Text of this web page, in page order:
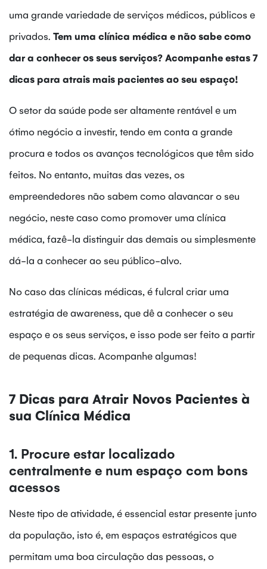
uma grande variedade de serviços médicos, públicos e
privados. Tem uma clínica médica e não sabe como
dar a conhecer os seus serviços? Acompanhe estas 7
dicas para atrais mais pacientes ao seu espaço!
O setor da saúde pode ser altamente rentável e um
ótimo negócio a investir, tendo em conta a grande
procura e todos os avanços tecnológicos que têm sido
feitos. No entanto, muitas das vezes, os
empreendedores não sabem como alavancar o seu
negócio, neste caso como promover uma clínica
médica, fazê-la distinguir das demais ou simplesmente
dá-la a conhecer ao seu público-alvo.
No caso das clínicas médicas, é fulcral criar uma
estratégia de awareness, que dê a conhecer o seu
espaço e os seus serviços, e isso pode ser feito a partir
de pequenas dicas. Acompanhe algumas!
7 Dicas para Atrair Novos Pacientes à
sua Clínica Médica
1. Procure estar localizado
centralmente e num espaço com bons
acessos
Neste tipo de atividade, é essencial estar presente junto
da população, isto é, em espaços estratégicos que
permitam uma boa circulação das pessoas, o